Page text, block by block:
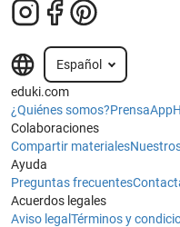
Español
eduki.com
¿Quiénes somos?PrensaApp
Colaboraciones
Compartir materiales
Ayuda
Preguntas frecuentes
Acuerdos legales
Aviso legalTérminos y